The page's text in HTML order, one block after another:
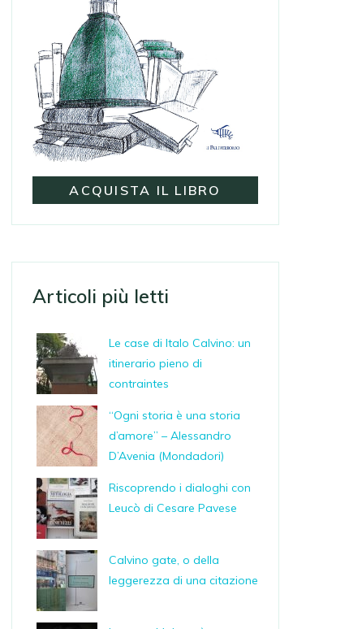
ACQUISTA IL LIBRO
Articoli più letti
Le case di Italo Calvino: un
itinerario pieno di
contraintes
“Ogni storia è una storia
d’amore” – Alessandro
D’Avenia (Mondadori)
Riscoprendo i dialoghi con
Leucò di Cesare Pavese
Calvino gate, o della
leggerezza di una citazione